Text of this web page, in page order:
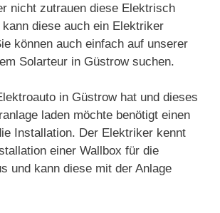
nicht zutrauen diese Elektrisch
diese auch ein Elektriker
können auch einfach auf unserer
Solarteur in Güstrow suchen.
in Güstrow hat und dieses
laden möchte benötigt einen
Installation. Der Elektriker kennt
einer Wallbox für die
und kann diese mit der Anlage